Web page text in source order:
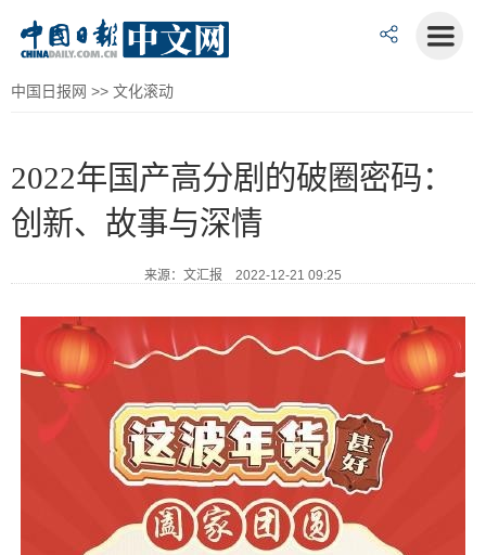
中国日报网 >> 文化滚动
2022年国产高分剧的破圈密码：
创新、故事与深情
来源：文汇报 2022-12-21 09:25